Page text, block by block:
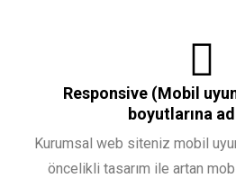
Responsive (Mobil
boyutlarına
Kurumsal web siteniz mobil
öncelikli tasarım ile artan